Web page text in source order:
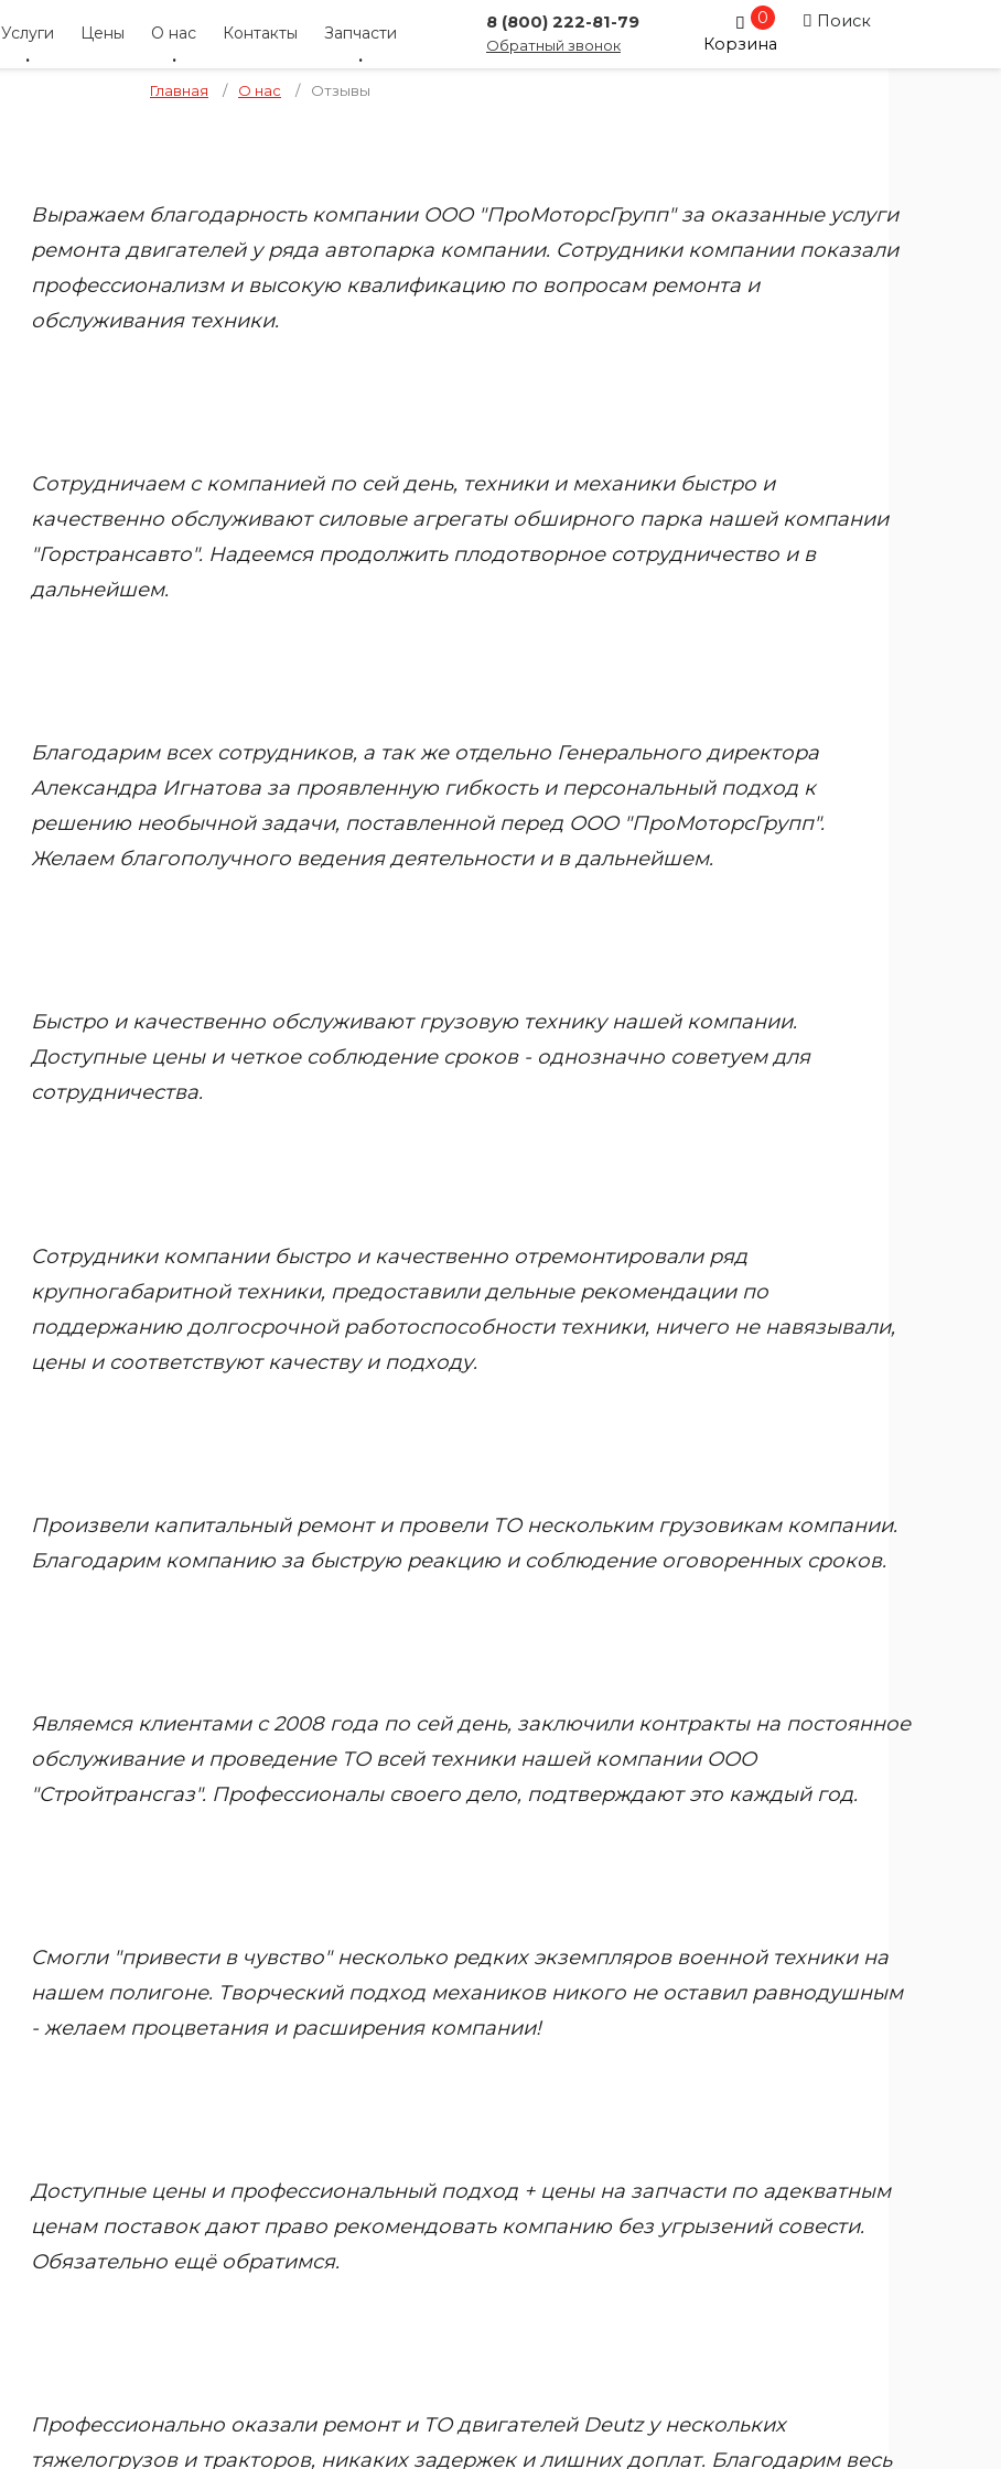
Услуги Цены О нас Контакты Запчасти
8 (800) 222-81-79
Обратный звонок
0
Корзина
Поиск
Главная / О нас / Отзывы
Выражаем благодарность компании ООО "ПроМоторсГрупп" за оказанные услуги
ремонта двигателей у ряда автопарка компании. Сотрудники компании показали
профессионализм и высокую квалификацию по вопросам ремонта и
обслуживания техники.
Сотрудничаем с компанией по сей день, техники и механики быстро и
качественно обслуживают силовые агрегаты обширного парка нашей компании
"Горстрансавто". Надеемся продолжить плодотворное сотрудничество и в
дальнейшем.
Благодарим всех сотрудников, а так же отдельно Генерального директора
Александра Игнатова за проявленную гибкость и персональный подход к
решению необычной задачи, поставленной перед ООО "ПроМоторсГрупп".
Желаем благополучного ведения деятельности и в дальнейшем.
Быстро и качественно обслуживают грузовую технику нашей компании.
Доступные цены и четкое соблюдение сроков - однозначно советуем для
сотрудничества.
Сотрудники компании быстро и качественно отремонтировали ряд
крупногабаритной техники, предоставили дельные рекомендации по
поддержанию долгосрочной работоспособности техники, ничего не навязывали,
цены и соответствуют качеству и подходу.
Произвели капитальный ремонт и провели ТО нескольким грузовикам компании.
Благодарим компанию за быструю реакцию и соблюдение оговоренных сроков.
Являемся клиентами с 2008 года по сей день, заключили контракты на постоянное
обслуживание и проведение ТО всей техники нашей компании ООО
"Стройтрансгаз". Профессионалы своего дело, подтверждают это каждый год.
Смогли "привести в чувство" несколько редких экземпляров военной техники на
нашем полигоне. Творческий подход механиков никого не оставил равнодушным
- желаем процветания и расширения компании!
Доступные цены и профессиональный подход + цены на запчасти по адекватным
ценам поставок дают право рекомендовать компанию без угрызений совести.
Обязательно ещё обратимся.
Профессионально оказали ремонт и ТО двигателей Deutz у нескольких
тяжелогрузов и тракторов, никаких задержек и лишних доплат. Благодарим весь